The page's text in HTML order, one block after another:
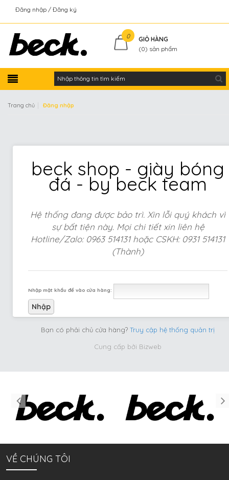
Đăng nhập Đăng ký
0
GIỎ HÀNG
(0) sản phẩm
Trang chủ Đăng nhập
beck shop - giày bóng
đá - by beck team
Hệ thống đang được bảo trì. Xin lỗi quý khách vì
sự bất tiện này. Mọi chi tiết xin liên hệ
Hotline/Zalo: 0963 514131 hoặc CSKH: 0931 514131
(Thành)
Nhập mật khẩu để vào cửa hàng:
Bạn có phải chủ cửa hàng? Truy cập hệ thống quản trị
Cung cấp bởi Bizweb
VỀ CHÚNG TÔI